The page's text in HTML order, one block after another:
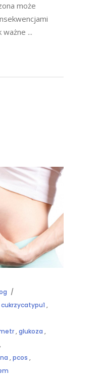
może
ważne
cukrzycatypu1 ,
,glukoza ,
,
,pcos ,